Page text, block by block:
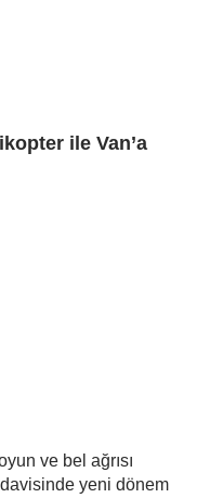
ile Van’a
ve bel ağrısı
yeni dönem